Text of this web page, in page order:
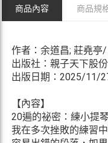
商品內容 商品規
作者：余道昌; 莊堯亭
出版社：親子天下股
出版日期：2025/11/
【內容】
20遍的祕密：練小提
我在多次挫敗的練習